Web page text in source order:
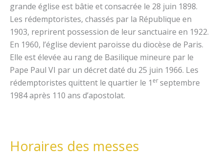
grande église est bâtie et consacrée le 28 juin 1898.
Les rédemptoristes, chassés par la République en
1903, reprirent possession de leur sanctuaire en 1922.
En 1960, l’église devient paroisse du diocèse de Paris.
Elle est élevée au rang de Basilique mineure par le
Pape Paul VI par un décret daté du 25 juin 1966. Les
rédemptoristes quittent le quartier le 1 erseptembre
1984 après 110 ans d’apostolat.
Horaires des messes